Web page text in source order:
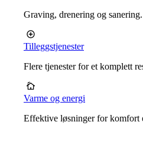
Graving, drenering og sanering.
Tilleggstjenester
Flere tjenester for et komplett
Varme og energi
Effektive løsninger for komfort